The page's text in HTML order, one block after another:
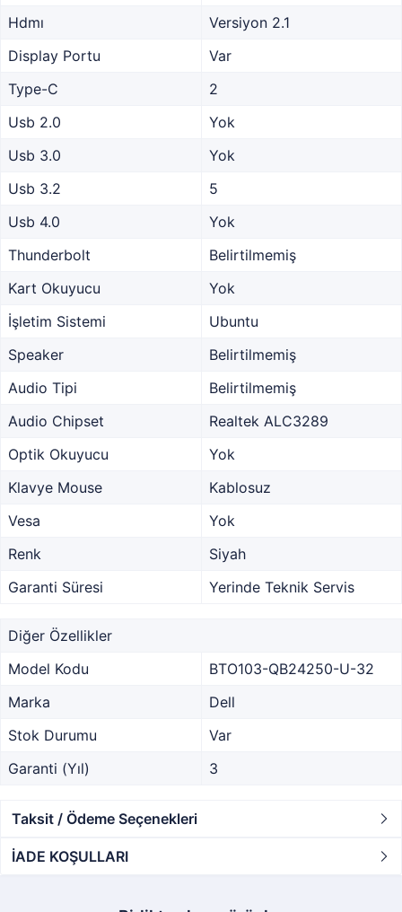
Hdmı
Versiyon 2.1
Display Portu
Var
Type-C
2
Usb 2.0
Yok
Usb 3.0
Yok
Usb 3.2
5
Usb 4.0
Yok
Thunderbolt
Belirtilmemiş
Kart Okuyucu
Yok
İşletim Sistemi
Ubuntu
Speaker
Belirtilmemiş
Audio Tipi
Belirtilmemiş
Audio Chipset
Realtek ALC3289
Optik Okuyucu
Yok
Klavye Mouse
Kablosuz
Vesa
Yok
Renk
Siyah
Garanti Süresi
Yerinde Teknik Servis
Diğer Özellikler
Model Kodu
BTO103-QB24250-U-32
Marka
Dell
Stok Durumu
Var
Garanti (Yıl)
3
Taksit / Ödeme Seçenekleri
İADE KOŞULLARI